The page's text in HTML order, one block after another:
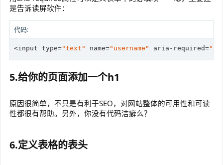
是告诉读屏软件：
代码:
<input type="text" name="username" aria-required=
5.给你的页面添加一个h1
原因很简单，不只是有利于SEO，对网站整体的可用性和可读
性都很有帮助。另外，你没有代码洁癖么？
6.定义表格的表头